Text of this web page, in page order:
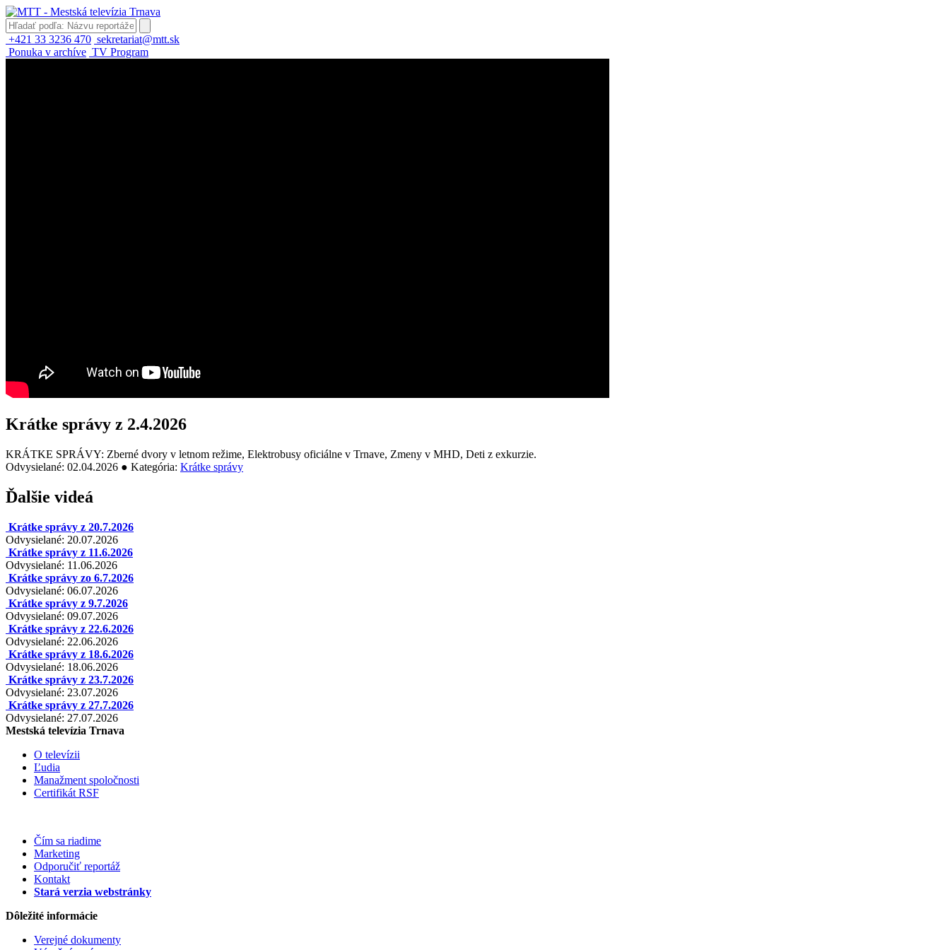
+421 33 3236 470 sekretariat@mtt.sk
Ponuka v archíve TV Program
Krátke správy z 2.4.2026
KRÁTKE SPRÁVY: Zberné dvory v letnom režime, Elektrobusy oficiálne v Trnave, Zmeny v MHD, Deti z exkurzie.
Odvysielané: 02.04.2026 ● Kategória: Krátke správy
Ďalšie videá
Krátke správy z 20.7.2026
Odvysielané: 20.07.2026
Krátke správy z 11.6.2026
Odvysielané: 11.06.2026
Krátke správy zo 6.7.2026
Odvysielané: 06.07.2026
Krátke správy z 9.7.2026
Odvysielané: 09.07.2026
Krátke správy z 22.6.2026
Odvysielané: 22.06.2026
Krátke správy z 18.6.2026
Odvysielané: 18.06.2026
Krátke správy z 23.7.2026
Odvysielané: 23.07.2026
Krátke správy z 27.7.2026
Odvysielané: 27.07.2026
Mestská televízia Trnava
O televízii
Ľudia
Manažment spoločnosti
Certifikát RSF
Čím sa riadime
Marketing
Odporučiť reportáž
Kontakt
Stará verzia webstránky
Dôležité informácie
Verejné dokumenty